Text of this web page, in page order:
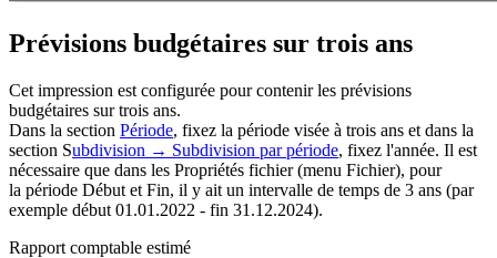
Prévisions budgétaires sur trois ans
Cet impression est configurée pour contenir les prévisions
budgétaires sur trois ans.
Dans la section Période, fixez la période visée à trois ans et dans la
section Subdivision → Subdivision par période, fixez l'année. Il est
nécessaire que dans les Propriétés fichier (menu Fichier), pour
la période Début et Fin, il y ait un intervalle de temps de 3 ans (par
exemple début 01.01.2022 - fin 31.12.2024).
Rapport comptable estimé